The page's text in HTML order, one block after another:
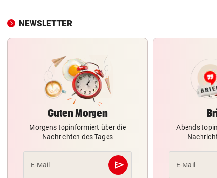
NEWSLETTER
Guten Morgen
Morgens topinformiert über die
Nachrichten des Tages
E-Mail send
Abschicken
Abends
E-Mail